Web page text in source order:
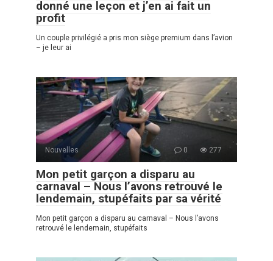
donné une leçon et j’en ai fait un
profit
Un couple privilégié a pris mon siège premium dans l’avion
– je leur ai
Nouvelles 0 277
Mon petit garçon a disparu au
carnaval – Nous l’avons retrouvé le
lendemain, stupéfaits par sa vérité
Mon petit garçon a disparu au carnaval – Nous l’avons
retrouvé le lendemain, stupéfaits